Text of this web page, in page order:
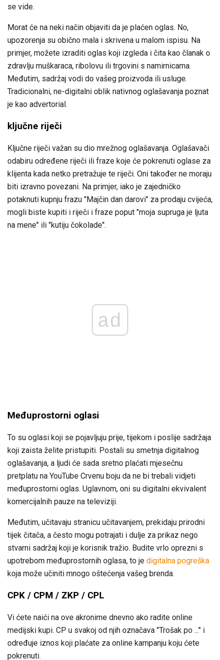
se vide.
Morat će na neki način objaviti da je plaćen oglas. No,
upozorenja su obično mala i skrivena u malom ispisu. Na
primjer, možete izraditi oglas koji izgleda i čita kao članak o
zdravlju muškaraca, ribolovu ili trgovini s namirnicama.
Međutim, sadržaj vodi do vašeg proizvoda ili usluge.
Tradicionalni, ne-digitalni oblik nativnog oglašavanja poznat
je kao advertorial.
ključne riječi
Ključne riječi važan su dio mrežnog oglašavanja. Oglašavači
odabiru određene riječi ili fraze koje će pokrenuti oglase za
klijenta kada netko pretražuje te riječi. Oni također ne moraju
biti izravno povezani. Na primjer, iako je zajedničko
potaknuti kupnju frazu "Majčin dan darovi" za prodaju cvijeća,
mogli biste kupiti i riječi i fraze poput "moja supruga je ljuta
na mene" ili "kutiju čokolade".
ad
Međuprostorni oglasi
To su oglasi koji se pojavljuju prije, tijekom i poslije sadržaja
koji zaista želite pristupiti. Postali su smetnja digitalnog
oglašavanja, a ljudi će sada sretno plaćati mjesečnu
pretplatu na YouTube Crvenu boju da ne bi trebali vidjeti
međuprostorni oglas. Uglavnom, oni su digitalni ekvivalent
komercijalnih pauze na televiziji.
Međutim, učitavaju stranicu učitavanjem, prekidaju prirodni
tijek čitača, a često mogu potrajati i dulje za prikaz nego
stvarni sadržaj koji je korisnik tražio. Budite vrlo oprezni s
upotrebom međuprostornih oglasa, to je digitalna pogreška
koja može učiniti mnogo oštećenja vašeg brenda.
CPK / CPM / ZKP / CPL
Vi ćete naići na ove akronime dnevno ako radite online
medijski kupi. CP u svakoj od njih označava "Trošak po ..." i
određuje iznos koji plaćate za online kampanju koju ćete
pokrenuti.